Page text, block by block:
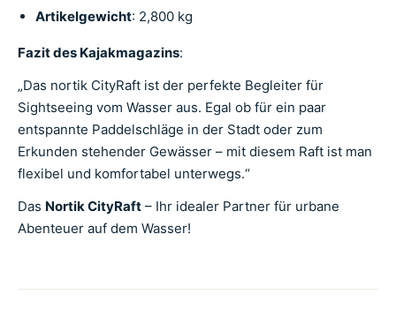
Artikelgewicht: 2,800 kg
Fazit des Kajakmagazins:
„Das nortik CityRaft ist der perfekte Begleiter für
Sightseeing vom Wasser aus. Egal ob für ein paar
entspannte Paddelschläge in der Stadt oder zum
Erkunden stehender Gewässer – mit diesem Raft ist man
flexibel und komfortabel unterwegs.“
Das Nortik CityRaft – Ihr idealer Partner für urbane
Abenteuer auf dem Wasser!